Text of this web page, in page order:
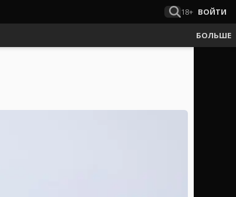
18+ ВОЙТИ
БОЛЬШЕ